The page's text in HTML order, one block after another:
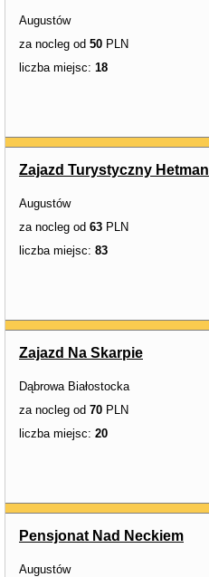
Augustów
za nocleg od 50 PLN
liczba miejsc: 18
Zajazd Turystyczny Hetman
Augustów
za nocleg od 63 PLN
liczba miejsc: 83
Zajazd Na Skarpie
Dąbrowa Białostocka
za nocleg od 70 PLN
liczba miejsc: 20
Pensjonat Nad Neckiem
Augustów